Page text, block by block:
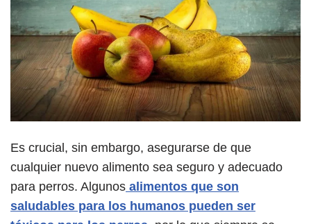
Es crucial, sin embargo, asegurarse de que
cualquier nuevo alimento sea seguro y adecuado
para perros. Algunos alimentos que son
saludables para los humanos pueden ser